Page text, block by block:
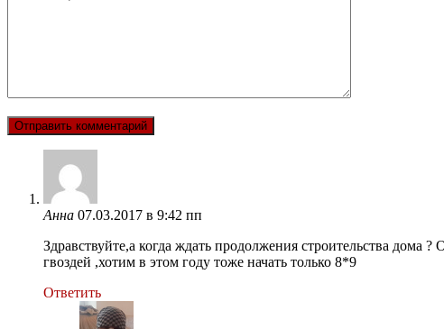
Анна 07.03.2017 в 9:42 пп
Здравствуйте,а когда ждать продолжения строительства дома
гвоздей ,хотим в этом году тоже начать только 8*9
Ответить